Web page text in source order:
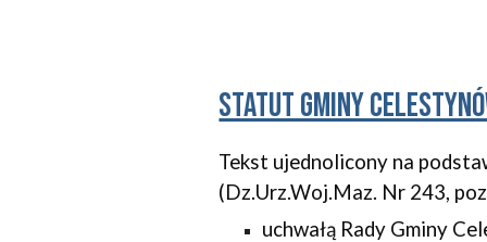
Statut gminy
Tekst ujednolicony na
(Dz.Urz.Woj.Maz. Nr 243,
uchwałą Rady Gminy